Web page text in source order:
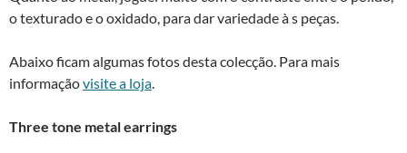
o texturado e o oxidado, para dar variedade à s peças.
Abaixo ficam algumas fotos desta colecção. Para mais
informaçãovisite a loja.
Three tone metal earrings